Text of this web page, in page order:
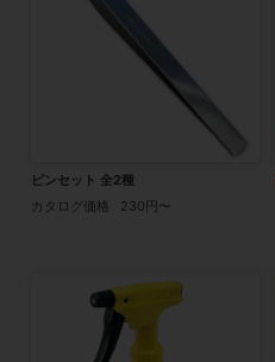
ピンセット 全2種
カタログ価格
230円〜